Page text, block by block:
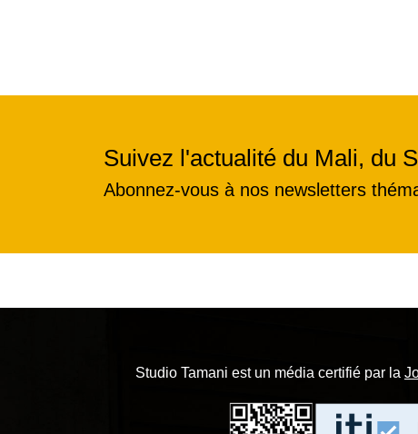
Suivez l'actualité du Mali, du
Abonnez-vous à nos newsletters
Studio Tamani est un média certifié par la